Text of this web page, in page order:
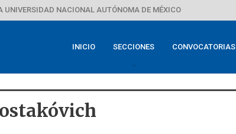
UNIVERSIDAD NACIONAL AUTÓNOMA DE MÉXICO
INICIO SECCIONES CONVOCATORIAS